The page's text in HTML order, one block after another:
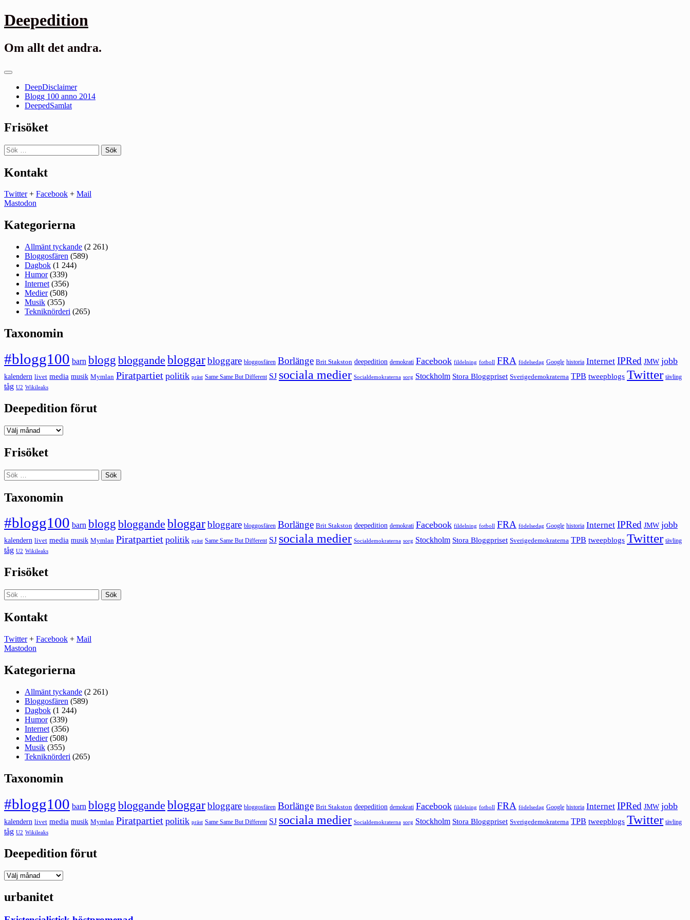
Gå
till
Deepedition
Om allt det andra.
Primär
DeepDisclaimer
Blogg 100 anno 2014
DeepedSamlat
Frisöket
Sök
efter:
Kontakt
Twitter+ Facebook + Mail
Mastodon
Kategorierna
Allmänt tyckande (2 261)
Bloggosfären (589)
Dagbok (1 244)
Humor(339)
Internet (356)
Medier(508)
Musik (355)
Tekniknörderi (265)
Taxonomin
#blogg100 barn blogg bloggande bloggarbloggare bloggosfären Borlänge Brit Stakston deepedition demokrati Facebook fildelning fotboll FRA födelsedag Google historia Internet IPRed JMW jobb
kalendern livet media musik Mymlan Piratpartiet politik präst Same Same But Different SJ sociala medier Socialdemokraterna sorg Stockholm Stora Bloggpriset Sverigedemokraterna TPB tweepblogs Twitter tävling
tåg U2 Wikileaks
Deepedition förut
Deepedition
Frisöket
Sök
efter:
Taxonomin
#blogg100 barn blogg bloggande bloggarbloggare bloggosfären Borlänge Brit Stakston deepedition demokrati Facebook fildelning fotboll FRA födelsedag Google historia Internet IPRed JMW jobb
kalendern livet media musik Mymlan Piratpartiet politik präst Same Same But Different SJ sociala medier Socialdemokraterna sorg Stockholm Stora Bloggpriset Sverigedemokraterna TPB tweepblogs Twitter tävling
tåg U2 Wikileaks
Frisöket
Sök
efter:
Kontakt
Twitter+ Facebook + Mail
Mastodon
Kategorierna
Allmänt tyckande (2 261)
Bloggosfären (589)
Dagbok (1 244)
Humor(339)
Internet (356)
Medier(508)
Musik (355)
Tekniknörderi (265)
Taxonomin
#blogg100 barn blogg bloggande bloggarbloggare bloggosfären Borlänge Brit Stakston deepedition demokrati Facebook fildelning fotboll FRA födelsedag Google historia Internet IPRed JMW jobb
kalendern livet media musik Mymlan Piratpartiet politik präst Same Same But Different SJ sociala medier Socialdemokraterna sorg Stockholm Stora Bloggpriset Sverigedemokraterna TPB tweepblogs Twitter tävling
tåg U2 Wikileaks
Deepedition förut
Deepedition
urbanitet